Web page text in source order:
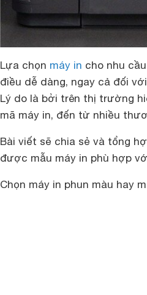
Lựa chọn máy in cho nhu
điều dễ dàng, ngay cả đối
Lý do là bởi trên thị trường
mã máy in, đến từ nhiều
Bài viết sẽ chia sẻ và tổng
được mẫu máy in phù hợp
Chọn máy in phun màu hay